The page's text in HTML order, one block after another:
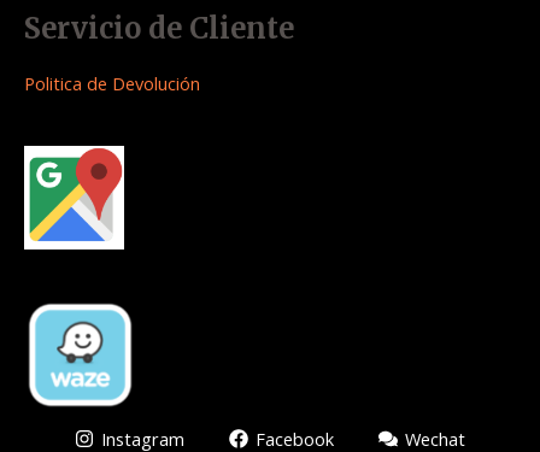
Servicio de Cliente
Politica de Devolución
Instagram Facebook Wechat